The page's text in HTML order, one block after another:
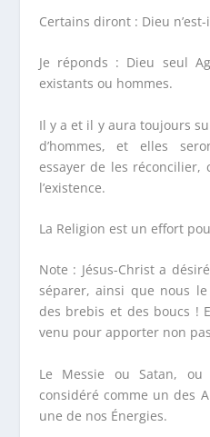
Certains diront : Dieu
Je réponds : Dieu seul
existants ou hommes.
Il y a et il y aura toujours
d’hommes, et elles
essayer de les réconcilier,
l’existence.
La Religion est un effort
Note : Jésus-Christ a
séparer, ainsi que nous
des brebis et des boucs !
venu pour apporter non
Le Messie ou Satan, ou
considéré comme un des
une de nos Énergies.